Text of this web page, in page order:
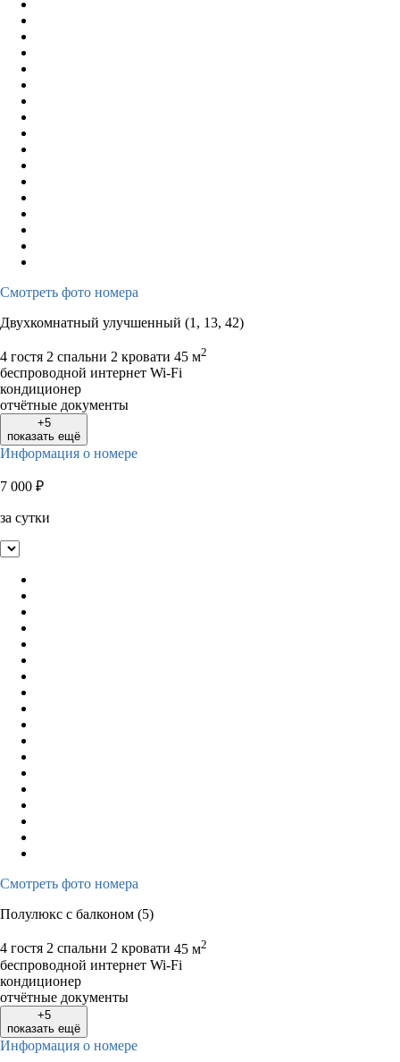
Смотреть фото номера
Двухкомнатный улучшенный (1, 13, 42)
4 гостя 2 спальни 2 кровати 45 м2
беспроводной интернет Wi-Fi
кондиционер
отчётные документы
+5
показать ещё
Информация о номере
7 000 ₽
за сутки
Смотреть фото номера
Полулюкс с балконом (5)
4 гостя 2 спальни 2 кровати 45 м2
беспроводной интернет Wi-Fi
кондиционер
отчётные документы
+5
показать ещё
Информация о номере